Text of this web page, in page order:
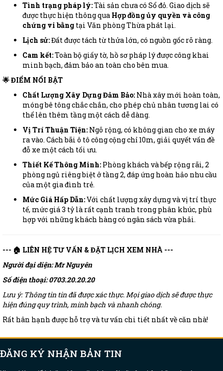
Tình trạng pháp lý:Tài sản chưa có Sổ đỏ. Giao dịch sẽ
được thực hiện thông qua Hợp đồng ủy quyền và công
chứng vi bằng tại Văn phòng Thừa phát lại.
Lịch sử:Đất được tách từ thửa lớn, có nguồn gốc rõ ràng.
Cam kết:Toàn bộ giấy tờ, hồ sơ pháp lý được công khai
minh bạch, đảm bảo an toàn cho bên mua.
🌟 ĐIỂM NỔI BẬT
Chất Lượng Xây Dựng Đảm Bảo: Nhà xây mới hoàn toàn,
móng bê tông chắc chắn, cho phép chủ nhân tương lai có
thể lên thêm tầng một cách dễ dàng.
Vị Trí Thuận Tiện: Ngõ rộng, có không gian cho xe máy
ra vào. Cách bãi ô tô công cộng chỉ 10m, giải quyết vấn đề
đỗ xe một cách tối ưu.
Thiết Kế Thông Minh: Phòng khách và bếp rộng rãi, 2
phòng ngủ riêng biệt ở tầng 2, đáp ứng hoàn hảo nhu cầu
của một gia đình trẻ.
Mức Giá Hấp Dẫn:Với chất lượng xây dựng và vị trí thực
tế, mức giá 3 tỷ là rất cạnh tranh trong phân khúc, phù
hợp với những khách hàng có ngân sách vừa phải.
--- 🏠 LIÊN HỆ TƯ VẤN & ĐẶT LỊCH XEM NHÀ ---
Người đại diện: Mr Nguyên
Số điện thoại: 0703.20.20.20
Lưu ý: Thông tin tin đã được xác thực. Mọi giao dịch sẽ được thực
hiện đúng quy trình, minh bạch và nhanh chóng.
Rất hân hạnh được hỗ trợ và tư vấn chi tiết nhất về căn nhà!
ĐĂNG KÝ NHẬN BẢN TIN